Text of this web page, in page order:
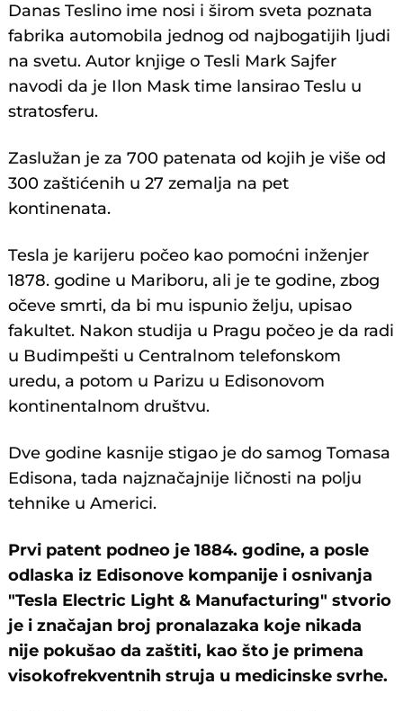
Danas Teslino ime nosi i širom sveta poznata
fabrika automobila jednog od najbogatijih ljudi
na svetu. Autor knjige o Tesli Mark Sajfer
navodi da je Ilon Mask time lansirao Teslu u
stratosferu.
Zaslužan je za 700 patenata od kojih je više od
300 zaštićenih u 27 zemalja na pet
kontinenata.
Tesla je karijeru počeo kao pomoćni inženjer
1878. godine u Mariboru, ali je te godine, zbog
očeve smrti, da bi mu ispunio želju, upisao
fakultet. Nakon studija u Pragu počeo je da radi
u Budimpešti u Centralnom telefonskom
uredu, a potom u Parizu u Edisonovom
kontinentalnom društvu.
Dve godine kasnije stigao je do samog Tomasa
Edisona, tada najznačajnije ličnosti na polju
tehnike u Americi.
Prvi patent podneo je 1884. godine, a posle
odlaska iz Edisonove kompanije i osnivanja
"Tesla Electric Light & Manufacturing" stvorio
je i značajan broj pronalazaka koje nikada
nije pokušao da zaštiti, kao što je primena
visokofrekventnih struja u medicinske svrhe.